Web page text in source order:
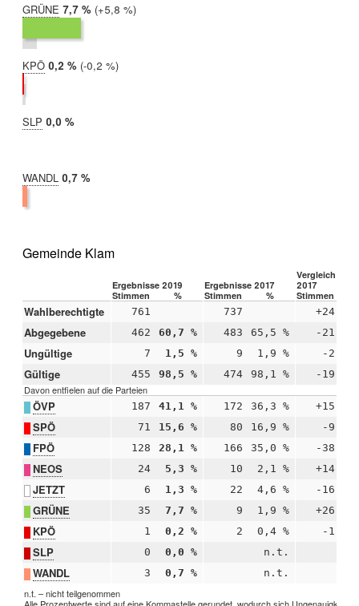
GRÜNE 2019:
7,7 %
2017:
1,9 %
Differenz:
+5,8 %
KPÖ 2019:
0,2 %
2017:
0,4 %
Differenz:
-0,2 %
SLP 2019:
0,0 %
WANDL 2019:
0,7 %
Gemeinde Klam
Ergebnisse 2019 Ergebnisse 2017
Vergleich
2017
Stimmen
% Stimmen % Stimmen
Wahlberechtigte 761 737 +24
Abgegebene 462 60,7 % 483 65,5 % -21
Ungültige 7 1,5 % 9 1,9 % -2
Gültige 455 98,5 % 474 98,1 % -19
Davon entfielen auf die Parteien
ÖVP 187 41,1 % 172 36,3 % +15
SPÖ 71 15,6 % 80 16,9 % -9
FPÖ 128 28,1 % 166 35,0 % -38
NEOS 24 5,3 % 10 2,1 % +14
JETZT 6 1,3 % 22 4,6 % -16
GRÜNE 35 7,7 % 9 1,9 % +26
KPÖ 1 0,2 % 2 0,4 % -1
SLP 0 0,0 % n.t.
WANDL 3 0,7 % n.t.
n.t. – nicht teilgenommen